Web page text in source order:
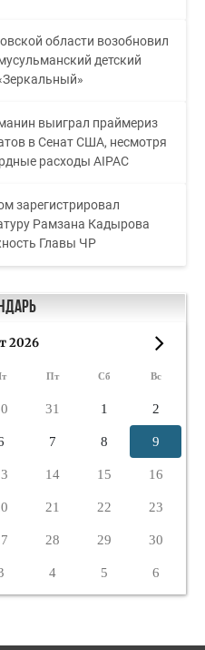
области возобновил
детский
выиграл праймериз
в Сенат США, несмотря
расходы AIPAC
зарегистрировал
Рамзана Кадырова
Главы ЧР
2026
Пт Сб Вс
31 1 2
7 8 9
14 15 16
21 22 23
28 29 30
4 5 6